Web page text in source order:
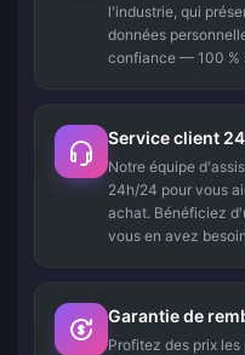
l'industrie, qui
données
confiance — 100 %
Service client
Notre équipe
24h/24 pour vous
achat. Bénéficiez
vous en avez
Garantie de
Profitez des prix